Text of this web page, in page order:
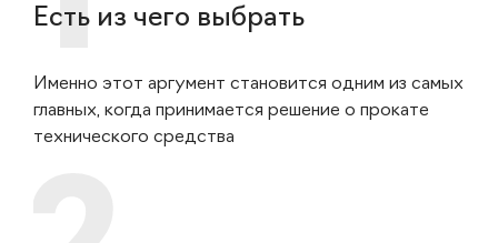
Есть из чего выбрать
Именно этот аргумент становится одним из самых
главных, когда принимается решение о прокате
технического средства